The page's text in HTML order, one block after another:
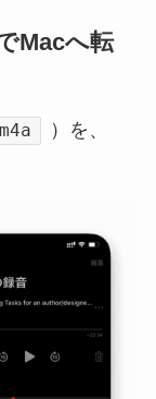
Macへ転
m4a
）を、